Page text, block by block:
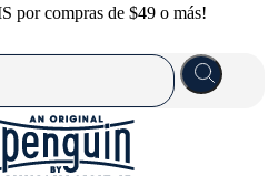
por compras de $49 o más!